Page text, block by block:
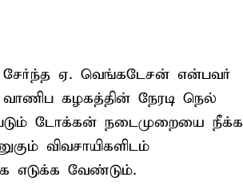
சேர்ந்த ஏ. வெங்கடேசன் என்பவர்
கழகத்தின் நேரடி நெல்
டோக்கன் நடைமுறையை நீக்க
விவசாயிகளிடம்
எடுக்க வேண்டும்.